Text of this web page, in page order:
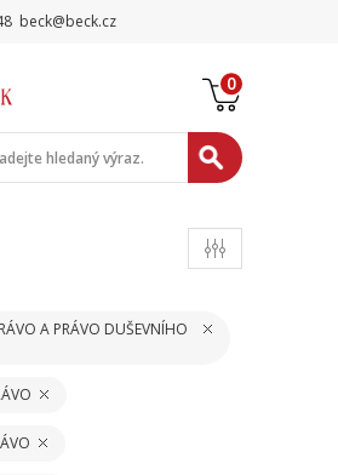
beck@beck.cz
0
A PRÁVO DUŠEVNÍHO